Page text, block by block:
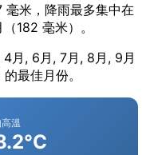
米，降雨最多集中在
182 毫米）。
月, 6月, 7月, 8月, 9月
最佳月份。
溫